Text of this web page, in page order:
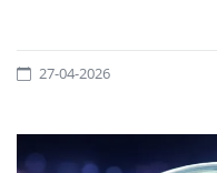
27-04-2026